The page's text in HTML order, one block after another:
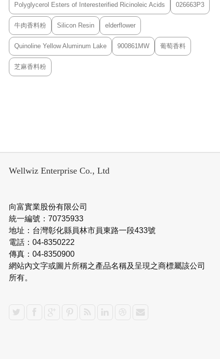
Polyglycerol Esters of Interesterified Ricinoleic Acids 026663P3
牛肉香料粉 Silicon Resin elderflower
Quinoline Yellow Aluminum Lake 900861MW 葡萄香料
芝麻香料粉
Wellwiz Enterprise Co., Ltd
向富實業股份有限公司
統一編號：70735933
地址：台灣彰化縣員林市員東路一段433號
電話：04-8350222
傳真：04-8350900
網站內文字或圖片所稱之產品名稱及呈現之商標屬該公司
所有。